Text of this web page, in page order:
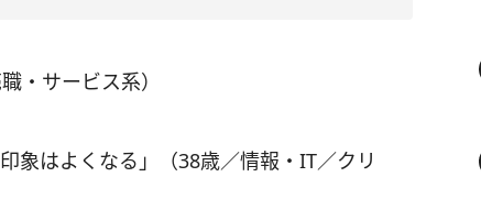
・サービス系）
象はよくなる」（38歳／情報・IT／クリ